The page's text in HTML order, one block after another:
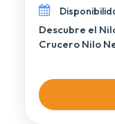
Descubre el
Crucero Nilo